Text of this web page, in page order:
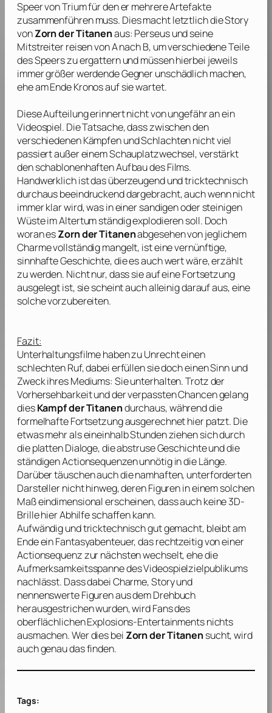
Speer von Trium für den er mehrere Artefakte
zusammenführen muss. Dies macht letztlich die Story
vonZorn der Titanenaus: Perseus und seine
Mitstreiter reisen von A nach B, um verschiedene Teile
des Speers zu ergattern und müssen hierbei jeweils
immer größer werdende Gegner unschädlich machen,
ehe am Ende Kronos auf sie wartet.
Diese Aufteilung erinnert nicht von ungefähr an ein
Videospiel. Die Tatsache, dass zwischen den
verschiedenen Kämpfen und Schlachten nicht viel
passiert außer einem Schauplatzwechsel, verstärkt
den schablonenhaften Aufbau des Films.
Handwerklich ist das überzeugend und tricktechnisch
durchaus beeindruckend dargebracht, auch wenn nicht
immer klar wird, was in einer sandigen oder steinigen
Wüste im Altertum ständig explodieren soll. Doch
woran esZorn der Titanenabgesehen von jeglichem
Charme vollständig mangelt, ist eine vernünftige,
sinnhafte Geschichte, die es auch wert wäre, erzählt
zu werden. Nicht nur, dass sie auf eine Fortsetzung
ausgelegt ist, sie scheint auch alleinig darauf aus, eine
solche vorzubereiten.
Fazit:
Unterhaltungsfilme haben zu Unrecht einen
schlechten Ruf, dabei erfüllen sie doch einen Sinn und
Zweck ihres Mediums: Sie unterhalten. Trotz der
Vorhersehbarkeit und der verpassten Chancen gelang
diesKampf der Titanendurchaus, während die
formelhafte Fortsetzung ausgerechnet hier patzt. Die
etwas mehr als eineinhalb Stunden ziehen sich durch
die platten Dialoge, die abstruse Geschichte und die
ständigen Actionsequenzen unnötig in die Länge.
Darüber täuschen auch die namhaften, unterforderten
Darsteller nicht hinweg, deren Figuren in einem solchen
Maß eindimensional erscheinen, dass auch keine 3D-
Brille hier Abhilfe schaffen kann.
Aufwändig und tricktechnisch gut gemacht, bleibt am
Ende ein Fantasyabenteuer, das rechtzeitig von einer
Actionsequenz zur nächsten wechselt, ehe die
Aufmerksamkeitsspanne des Videospielzielpublikums
nachlässt. Dass dabei Charme, Story und
nennenswerte Figuren aus dem Drehbuch
herausgestrichen wurden, wird Fans des
oberflächlichen Explosions-Entertainments nichts
ausmachen. Wer dies bei Zorn der Titanensucht, wird
auch genau das finden.
Tags: